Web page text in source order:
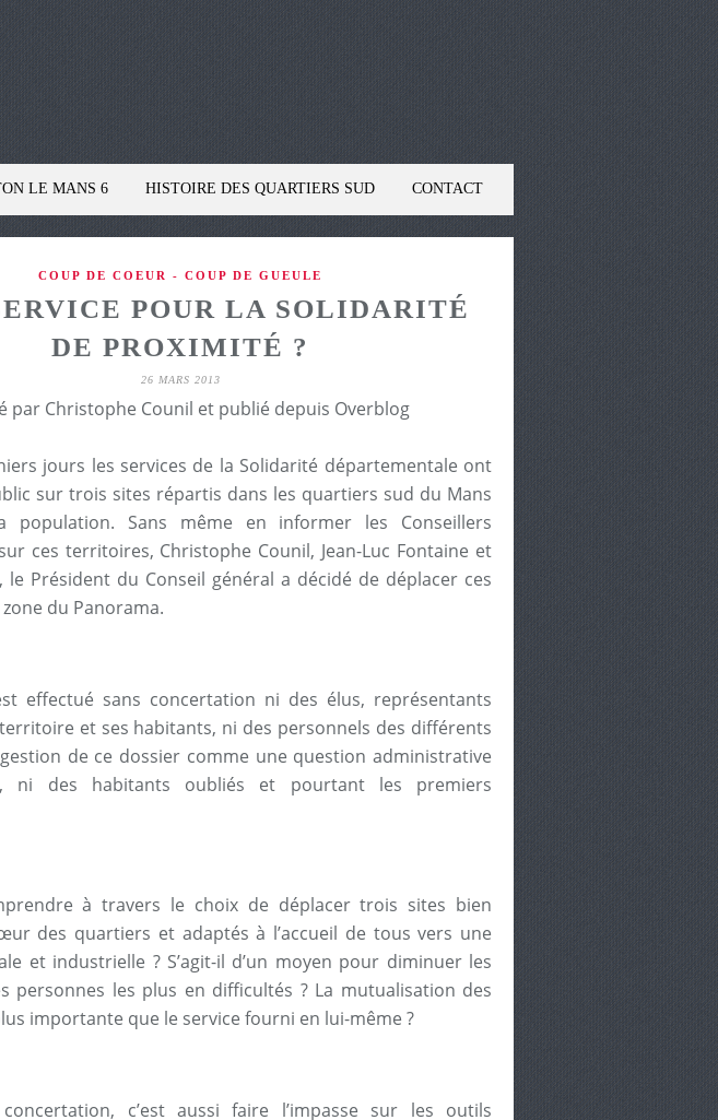
LE MANS 6 HISTOIRE DES QUARTIERS SUD CONTACT
COUP DE COEUR - COUP DE GUEULE
POUR LA SOLIDARITÉ
DE PROXIMITÉ ?
26 MARS 2013
par Christophe Counil et publié depuis Overblog
jours les services de la Solidarité départementale ont
sur trois sites répartis dans les quartiers sud du Mans
Sans même en informer les Conseillers
ces territoires, Christophe Counil, Jean-Luc Fontaine et
le Président du Conseil général a décidé de déplacer ces
du Panorama.
effectué sans concertation ni des élus, représentants
et ses habitants, ni des personnels des différents
de ce dossier comme une question administrative
ni des habitants oubliés et pourtant les premiers
à travers le choix de déplacer trois sites bien
des quartiers et adaptés à l’accueil de tous vers une
et industrielle ? S’agit-il d’un moyen pour diminuer les
personnes les plus en difficultés ? La mutualisation des
importante que le service fourni en lui-même ?
c’est aussi faire l’impasse sur les outils